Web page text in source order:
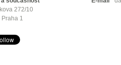
272/10
Praha 1